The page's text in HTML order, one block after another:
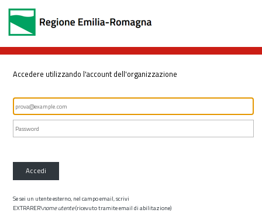
Accedere utilizzando l'account dell'organizzazione
Accedi
Se sei un utente esterno, nel campo email, scrivi
EXTRARER\nome utente(ricevuto tramite email di abilitazione)